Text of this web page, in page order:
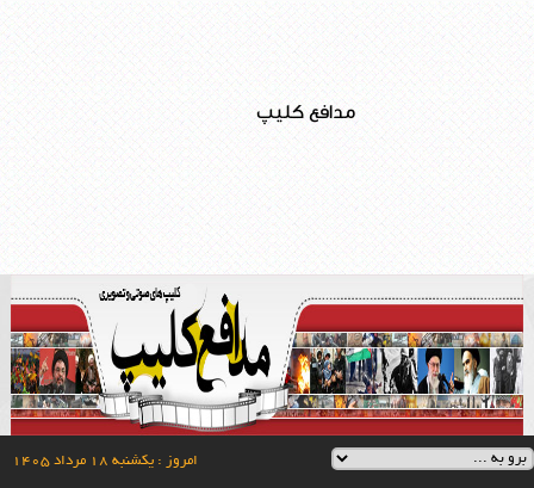
مدافع کلیپ
امروز : یکشنبه ۱۸ مرداد ۱۴۰۵